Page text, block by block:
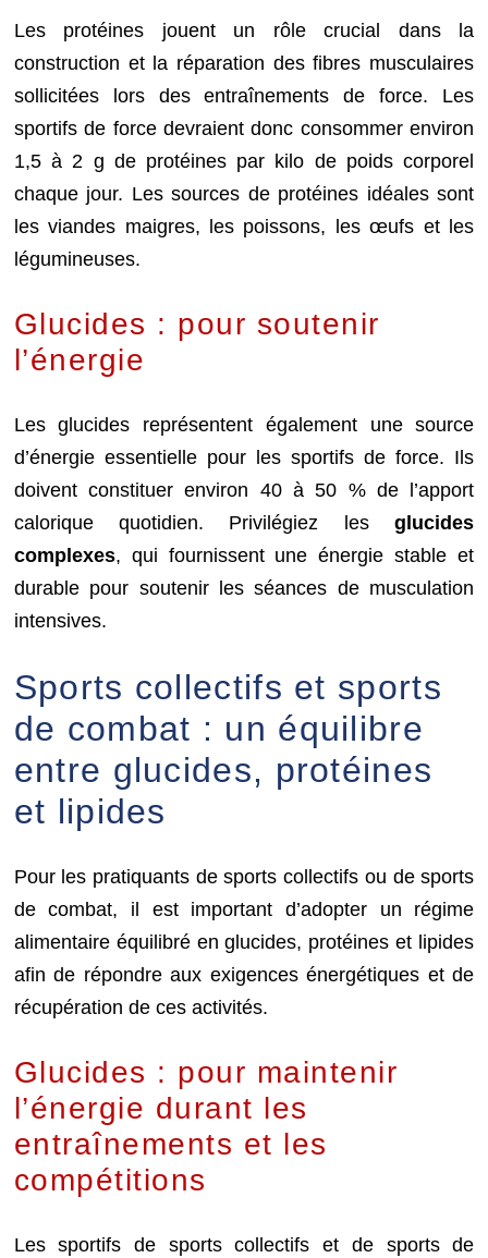
Les protéines jouent un rôle crucial dans la
construction et la réparation des fibres musculaires
sollicitées lors des entraînements de force. Les
sportifs de force devraient donc consommer environ
1,5 à 2 g de protéines par kilo de poids corporel
chaque jour. Les sources de protéines idéales sont
les viandes maigres, les poissons, les œufs et les
légumineuses.
Glucides : pour soutenir
l’énergie
Les glucides représentent également une source
d’énergie essentielle pour les sportifs de force. Ils
doivent constituer environ 40 à 50 % de l’apport
calorique quotidien. Privilégiez lesglucides
complexes, qui fournissent une énergie stable et
durable pour soutenir les séances de musculation
intensives.
Sports collectifs et sports
de combat : un équilibre
entre glucides, protéines
et lipides
Pour les pratiquants de sports collectifs ou de sports
de combat, il est important d’adopter un régime
alimentaire équilibré en glucides, protéines et lipides
afin de répondre aux exigences énergétiques et de
récupération de ces activités.
Glucides : pour maintenir
l’énergie durant les
entraînements et les
compétitions
Les sportifs de sports collectifs et de sports de